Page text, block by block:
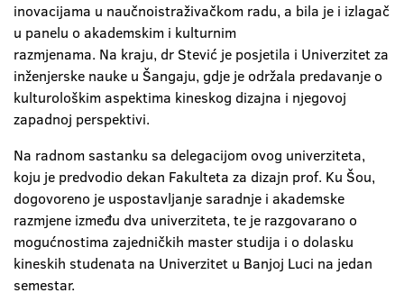
inovacijama u naučnoistraživačkom radu, a bila je i izlagač
u panelu o akademskim i kulturnim
razmjenama. Na kraju, dr Stević je posjetila i Univerzitet za
inženjerske nauke u Šangaju, gdje je održala predavanje o
kulturološkim aspektima kineskog dizajna i njegovoj
zapadnoj perspektivi.
Na radnom sastanku sa delegacijom ovog univerziteta,
koju je predvodio dekan Fakulteta za dizajn prof. Ku Šou,
dogovoreno je uspostavljanje saradnje i akademske
razmjene između dva univerziteta, te je razgovarano o
mogućnostima zajedničkih master studija i o dolasku
kineskih studenata na Univerzitet u Banjoj Luci na jedan
semestar.